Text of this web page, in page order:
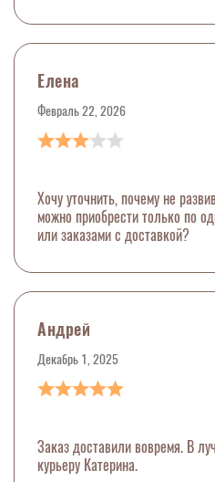
Елена
Февраль 22, 2026
Хочу уточнить, почему не
можно приобрести только по
или заказами с доставкой?
Андрей
Декабрь 1, 2025
Заказ доставили вовремя. В
курьеру Катерина.